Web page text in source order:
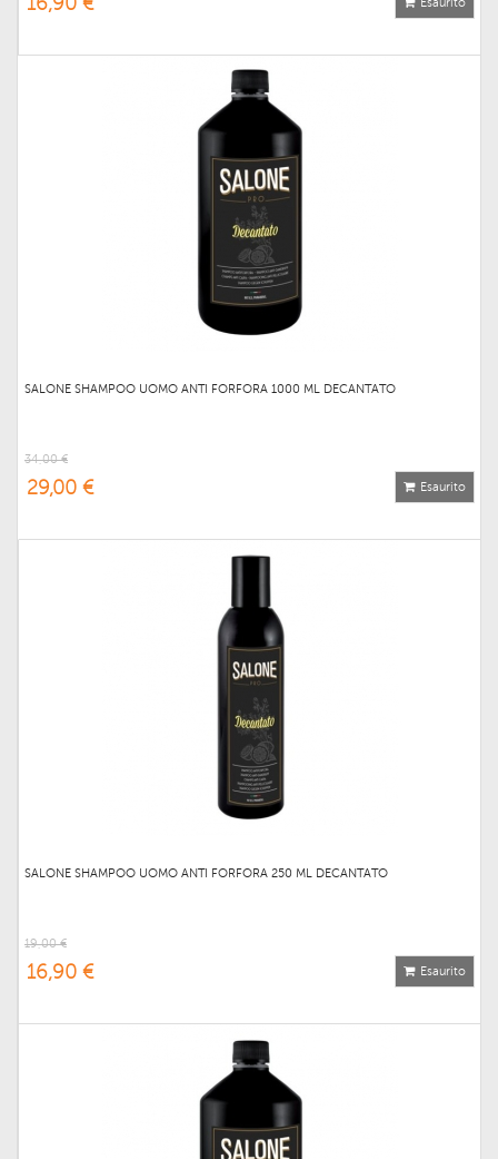
SALONE SHAMPOO UOMO ANTI FORFORA 1000 ML DECANTATO
34,00 €
29,00 € Esaurito
SALONE SHAMPOO UOMO ANTI FORFORA 250 ML DECANTATO
19,00 €
16,90 € Esaurito